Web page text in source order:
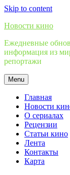
Skip to content
Новости кино
Ежедневные
информация из
репортажи
Menu
Главная
Новости
О сериалах
Рецензии
Статьи кино
Лента
Контакты
Карта